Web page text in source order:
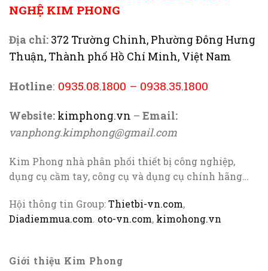
NGHỆ KIM PHONG
Địa chỉ: 372 Trường Chinh, Phường Đông Hưng
Thuận, Thành phố Hồ Chí Minh, Việt Nam
Hotline: 0935.08.1800 – 0938.35.1800
Website: kimphong.vn – Email:
vanphong.kimphong@gmail.com
Kim Phong nhà phân phối thiết bị công nghiệp,
dụng cụ cầm tay, công cụ và dụng cụ chính hãng…
Hội thông tin Group:Thietbi-vn.com,
Diadiemmua.com. oto-vn.com, kimohong.vn
Giới thiệu Kim Phong